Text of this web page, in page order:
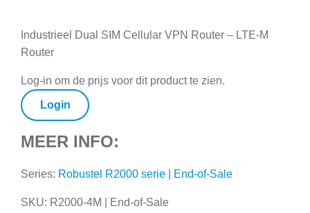
Industrieel Dual SIM Cellular VPN Router – LTE-M
Router
Log-in om de prijs voor dit product te zien.
Login
MEER INFO:
Series: Robustel R2000 serie | End-of-Sale
SKU: R2000-4M | End-of-Sale